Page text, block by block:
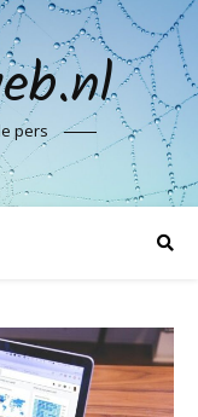
pers